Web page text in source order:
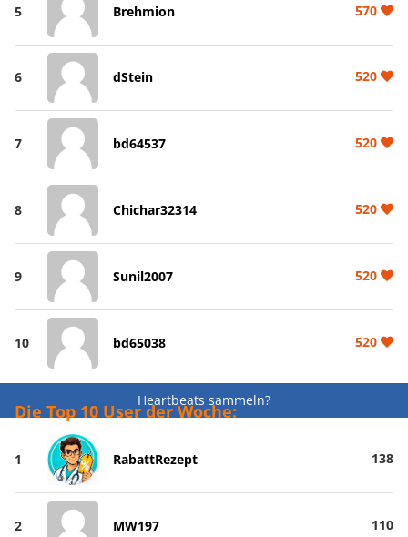
5 Brehmion 570
6 dStein 520
7 bd64537 520
8 Chichar32314 520
9 Sunil2007 520
10 bd65038 520
Heartbeats sammeln?
Die Top 10 User der Woche:
1 RabattRezept 138
2 MW197 110